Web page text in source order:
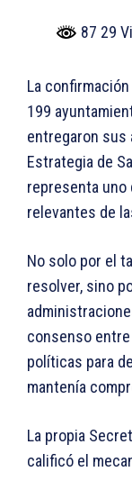
87 29
La
199
entregaron sus
Estrategia de
representa uno
relevantes de
No solo por el
resolver, sino
consenso
políticas para
mantenía
La propia
calificó el